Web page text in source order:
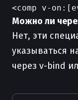
Можно ли
Нет, эти
указываться
через v-bind